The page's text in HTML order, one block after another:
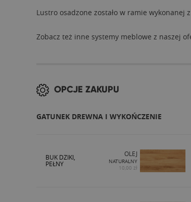
Lustro osadzone zostało w ramie
Zobacz też inne systemy meblowe z naszej
OPCJE ZAKUPU
GATUNEK DREWNA I WYKOŃCZENIE
BUK DZIKI,
PEŁNY
OLEJ
NATURALNY
10,00 zł